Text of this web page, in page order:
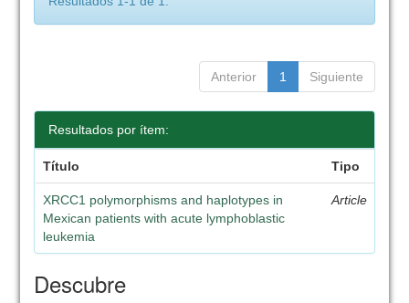
Anterior 1 Siguiente
Resultados por ítem:
Título Tipo
XRCC1 polymorphisms and haplotypes in
Mexican patients with acute lymphoblastic
leukemia
Article
Descubre